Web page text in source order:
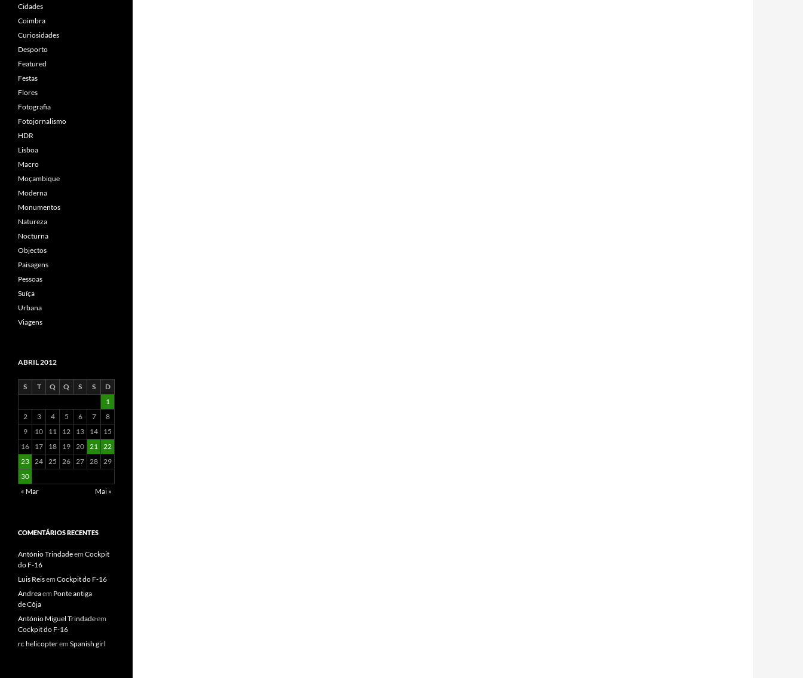
Cidades
Coimbra
Curiosidades
Desporto
Featured
Festas
Flores
Fotografia
Fotojornalismo
HDR
Lisboa
Macro
Moçambique
Moderna
Monumentos
Natureza
Nocturna
Objectos
Paisagens
Pessoas
Suíça
Urbana
Viagens
ABRIL 2012
S T Q Q S S
D
1
2
3 4 5 6 7
8
9
10 11 12 13 14
15
16
17 18 19 20 21 22
23 24 25 26 27 28 29
30
« Mar
Mai »
COMENTÁRIOS RECENTES
António Trindadeem Cockpit
do F‑16
Luis Reisem Cockpit do F‑16
Andreaem Ponte antiga
de Côja
António Miguel Trindadeem
Cockpit do F‑16
rc helicopterem Spanish girl